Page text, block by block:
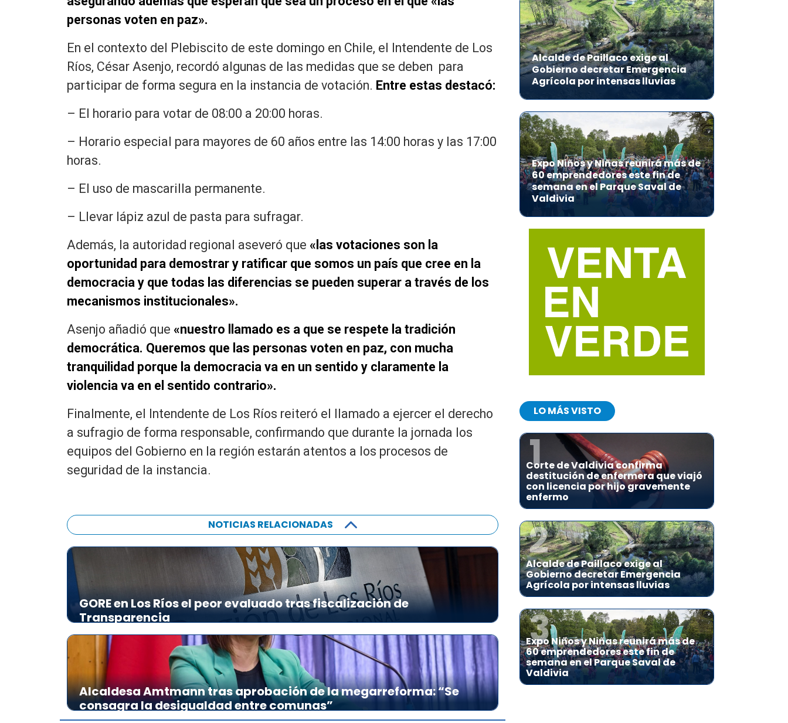
personas voten en paz».
En el contexto del Plebiscito de este domingo en Chile, el Intendente de Los
Ríos, César Asenjo, recordó algunas de las medidas que se deben para
participar de forma segura en la instancia de votación. Entre estas destacó:
– El horario para votar de 08:00 a 20:00 horas.
– Horario especial para mayores de 60 años entre las 14:00 horas y las 17:00
horas.
– El uso de mascarilla permanente.
– Llevar lápiz azul de pasta para sufragar.
Además, la autoridad regional aseveró que «las votaciones son la
oportunidad para demostrar y ratificar que somos un país que cree en la
democracia y que todas las diferencias se pueden superar a través de los
mecanismos institucionales».
Asenjo añadió que «nuestro llamado es a que se respete la tradición
democrática. Queremos que las personas voten en paz, con mucha
tranquilidad porque la democracia va en un sentido y claramente la
violencia va en el sentido contrario».
Finalmente, el Intendente de Los Ríos reiteró el llamado a ejercer el derecho
a sufragio de forma responsable, confirmando que durante la jornada los
equipos del Gobierno en la región estarán atentos a los procesos de
seguridad de la instancia.
NOTICIAS RELACIONADAS
GORE en Los Ríos el peor evaluado tras fiscalización de
Transparencia
Alcaldesa Amtmann tras aprobación de la megarreforma: “Se
consagra la desigualdad entre comunas”
Alcalde de Paillaco exige al
Gobierno decretar Emergencia
Agrícola por intensas lluvias
Expo Niños y Niñas reunirá más de
60 emprendedores este fin de
semana en el Parque Saval de
Valdivia
LO MÁS VISTO
1
Corte de Valdivia confirma
destitución de enfermera que viajó
con licencia por hijo gravemente
enfermo
2
Alcalde de Paillaco exige al
Gobierno decretar Emergencia
Agrícola por intensas lluvias
3
Expo Niños y Niñas reunirá más de
60 emprendedores este fin de
semana en el Parque Saval de
Valdivia